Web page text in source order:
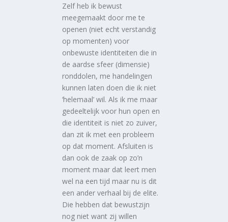
Zelf heb ik bewust
meegemaakt door me te
openen (niet echt verstandig
op momenten) voor
onbewuste identiteiten die in
de aardse sfeer (dimensie)
ronddolen, me handelingen
kunnen laten doen die ik niet
‘helemaal’ wil. Als ik me maar
gedeeltelijk voor hun open en
die identiteit is niet zo zuiver,
dan zit ik met een probleem
op dat moment. Afsluiten is
dan ook de zaak op zo’n
moment maar dat leert men
wel na een tijd maar nu is dit
een ander verhaal bij de elite.
Die hebben dat bewustzijn
nog niet want zij willen